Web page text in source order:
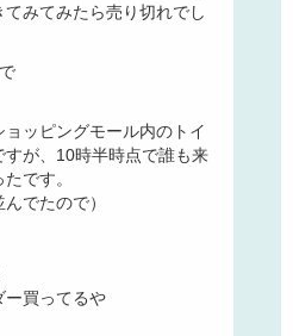
みてみたら売り切れでし
ッピングモール内のトイ
が、10時半時点で誰も来
です。
でたので）
ー買ってるや